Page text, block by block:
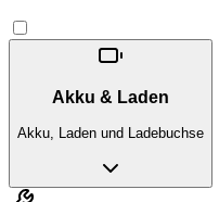
Akku & Laden
Akku, Laden und Ladebuchse